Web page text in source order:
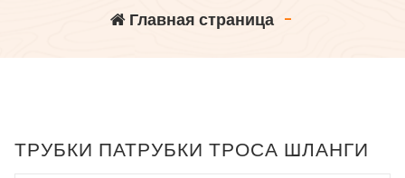
Главная страница-
ТРУБКИ ПАТРУБКИ ТРОСА ШЛАНГИ